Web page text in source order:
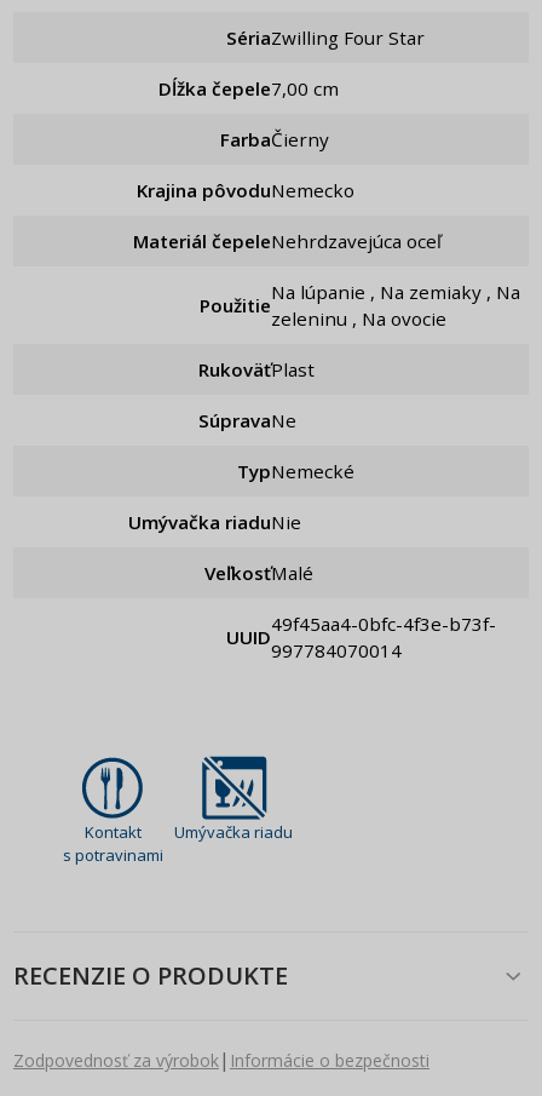
Séria Zwilling Four Star
Dĺžka čepele 7,00 cm
Farba Čierny
Krajina pôvodu Nemecko
Materiál čepele Nehrdzavejúca oceľ
Použitie
Na lúpanie , Na zemiaky , Na
zeleninu , Na ovocie
Rukoväť Plast
Súprava ne
Typ Nemecké
Umývačka riadu Nie
Veľkosť Malé
UUID
49f45aa4-0bfc-4f3e-b73f-
997784070014
Kontakt
s potravinami
Umývačka riadu
RECENZIE O PRODUKTE
Zodpovednosť za výrobok| Informácie o bezpečnosti